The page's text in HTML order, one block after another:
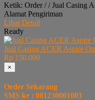
Ketik: Order / / Jual Casing
Alamat Pengiriman
Lihat Detail
Ready
Jual Casing ACER Aspire
Rp 150.000
×
Order Sekarang
SMS ke : 081230001003